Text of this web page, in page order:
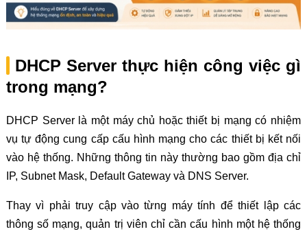
DHCP Server thực hiện công việc gì
trong mạng?
DHCP Server là một máy chủ hoặc thiết bị mạng có nhiệm
vụ tự động cung cấp cấu hình mạng cho các thiết bị kết nối
vào hệ thống. Những thông tin này thường bao gồm địa chỉ
IP, Subnet Mask, Default Gateway và DNS Server.
Thay vì phải truy cập vào từng máy tính để thiết lập các
thông số mạng, quản trị viên chỉ cần cấu hình một hệ thống